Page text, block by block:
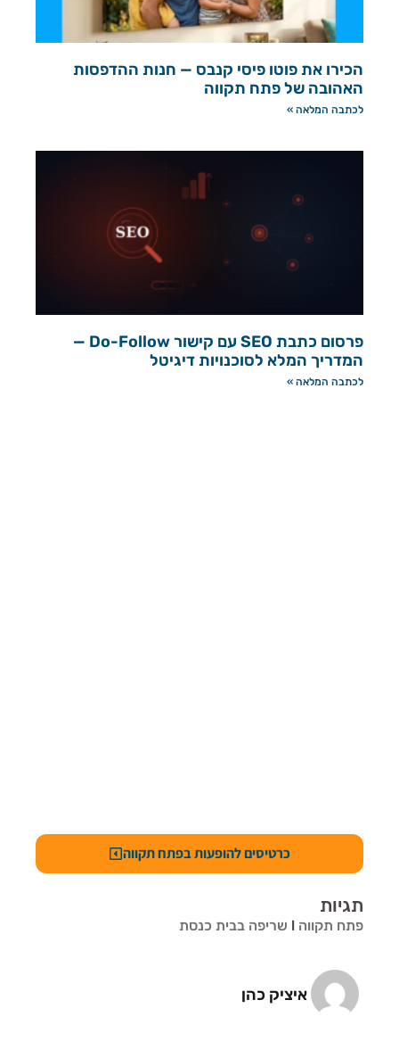
הכירו את פוטו פיסי קנבס — חנות ההדפסות
האהובה של פתח תקווה
לכתבה המלאה »
פרסום כתבת SEO עם קישור Do-Follow —
המדריך המלא לסוכנויות דיגיטל
לכתבה המלאה »
כרטיסים להופעות בפתח תקווה
תגיות
פתח תקווה שריפה בבית כנסת
איציק כהן